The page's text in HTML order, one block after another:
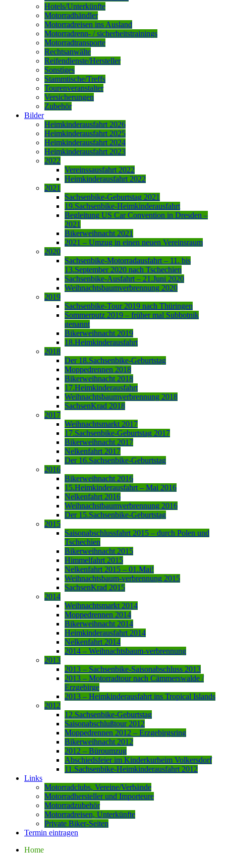
Hotels/Unterkünfte
Motorradhändler
Motorradreisen ins Ausland
Motorradrenn- / sicherheitstrainings
Motorradtransporte
Rechtsanwälte
Reifendienste/Hersteller
Sonstiges
Stammtische/Treffs
Tourenveranstalter
Versicherungen
Zubehör
Bilder
Heimkinderausfahrt 2026
Heimkinderausfahrt 2025
Heimkinderausfahrt 2024
Heimkinderausfahrt 2023
2022
Vereinssausfahrt 2022
Heimkinderausfahrt 2022
2021
Sachsenbike-Geburtstag 2021
19.Sachsenbike-Heimkinderausfahrt
Begleitung US Car Convention in Dresden –
2021
Bikerweihnacht 2021
2021 – Umzug in einen neuen Vereinsraum
2020
Sachsenbike-Motorradausfahrt – 11. bis
13.September 2020 nach Tschechien
Sachsenbike-Ausfahrt – 21.Juni 2020
Weihnachtsbaumverbrennung 2020
2019
Sachsenbike-Tour 2019 nach Thüringen
Sommerputz 2019 – früher mal Subbotnik
genannt
Bikerweihnacht 2019
18.Heimkinderausfahrt
2018
Der 18.Sachsenbike-Geburtstag
Moppedrennen 2018
Bikerweihnacht 2018
17.Heimkinderausfahrt
Weihnachtsbaumverbrennung 2018
SachsenKrad 2018
2017
Weihnachtsmarkt 2017
17.Sachsenbike-Geburtstag 2017
Bikerweihnacht 2017
Nelkenfahrt 2017
Der 16.Sachsenbike-Geburtstag
2016
Bikerweihnacht 2016
15.Heimkinderausfahrt – Mai 2016
Nelkenfahrt 2016
Weihnachstbaumverbrennung 2016
Der 15.Sachsenbike-Geburtstag
2015
Saisonabschlussfahrt 2015 – durch Polen und
Tschechien
Bikerweihnacht 2015
Himmelfahrt 2015
Nelkenfahrt 2015 – 01.Mai!
Weihnachtsbaum-verbrennung 2015
SachsenKrad 2015
2014
Weihnachtsmarkt 2014
Moppedrennen 2014
Bikerweihnacht 2014
Heimkinderausfahrt 2014
Nelkenfahrt 2014
2014 – Weihnachtsbaum-verbrennung
2013
2013 – Sachsenbike-Saisonabschluss 2013
2013 – Motorradtour nach Cämmerswalde /
Erzgebirge
2013 – Heimkinderausfahrt ins Tropical Islands
2012
12.Sachsenbike-Geburtstag
Saisonabschlußtour 2012
Moppedrennen 2012 – Erzgebirgsring
Bikerweihnacht 2012
2012 – Büroumzug
Abschiedsfeier im Kinderkurheim Volkersdorf
11.Sachsenbike-Heimkinderausfahrt 2012
Links
Motorradclubs, Vereine/Verbände
Motorradhersteller und Importeure
Motorradzubehör
Motorradreisen, Unterkünfte
Private Biker-Seiten
Termin eintragen
Home